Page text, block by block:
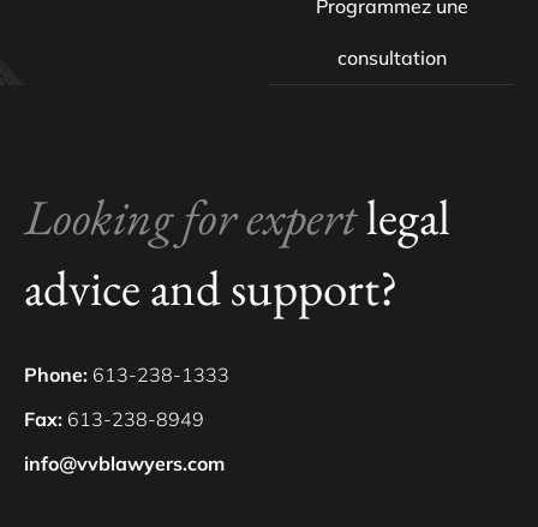
Programmez une
consultation
Looking for expertlegal
advice and support?
Phone: 613-238-1333
Fax: 613-238-8949
info@vvblawyers.com